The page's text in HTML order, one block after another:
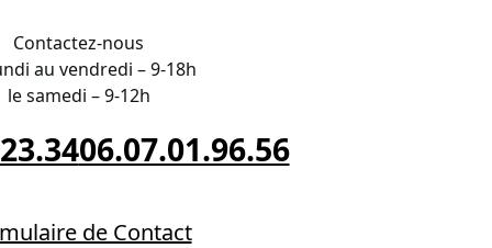
Contactez-nous
au vendredi – 9-18h
le samedi – 9-12h
06.07.01.96.56
de Contact